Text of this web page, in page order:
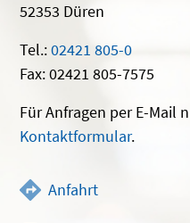
52353 Düren
Tel.:02421 805-0
Fax: 02421 805-7575
Für Anfragen per E-Mail
Kontaktformular.
Anfahrt